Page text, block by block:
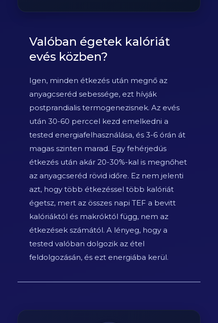
Valóban égetek kalóriát
evés közben?
Igen, minden étkezés után megnő az
anyagcseréd sebessége, ezt hívják
postprandialis termogenezisnek. Az evés
után 30-60 perccel kezd emelkedni a
tested energiafelhasználása, és 3-6 órán át
magas szinten marad. Egy fehérjedús
étkezés után akár 20-30%-kal is megnőhet
az anyagcseréd rövid időre. Ez nem jelenti
azt, hogy több étkezéssel több kalóriát
égetsz, mert az összes napi TEF a bevitt
kalóriáktól és makróktól függ, nem az
étkezések számától. A lényeg, hogy a
tested valóban dolgozik az étel
feldolgozásán, és ezt energiába kerül.